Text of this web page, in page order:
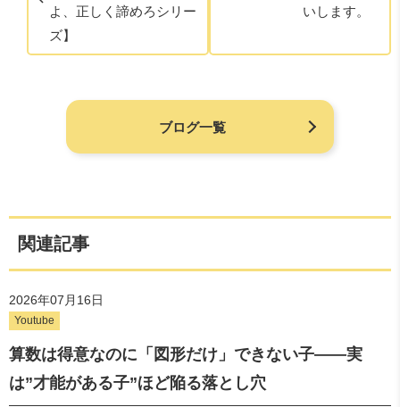
よ、正しく諦めろシリー
ズ】
いします。
ブログ一覧
関連記事
2026年07月16日
Youtube
算数は得意なのに「図形だけ」できない子——実
は”才能がある子”ほど陥る落とし穴